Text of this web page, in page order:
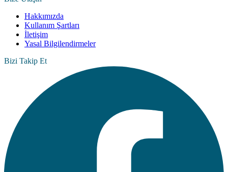
Hakkımızda
Kullanım Şartları
İletişim
Yasal Bilgilendirmeler
Bizi Takip Et